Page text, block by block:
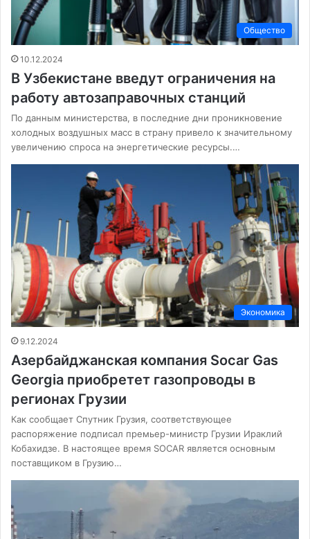
Общество
10.12.2024
В Узбекистане введут ограничения на
работу автозаправочных станций
По данным министерства, в последние дни проникновение
холодных воздушных масс в страну привело к значительному
увеличению спроса на энергетические ресурсы.…
Экономика
9.12.2024
Азербайджанская компания Socar Gas
Georgia приобретет газопроводы в
регионах Грузии
Как сообщает Спутник Грузия, соответствующее
распоряжение подписал премьер-министр Грузии Ираклий
Кобахидзе. В настоящее время SOCAR является основным
поставщиком в Грузию…